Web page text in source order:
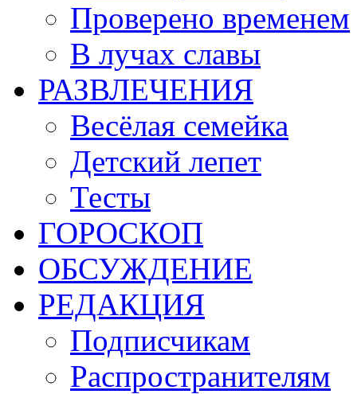
Проверено временем
В лучах славы
РАЗВЛЕЧЕНИЯ
Весёлая семейка
Детский лепет
Тесты
ГОРОСКОП
ОБСУЖДЕНИЕ
РЕДАКЦИЯ
Подписчикам
Распространителям